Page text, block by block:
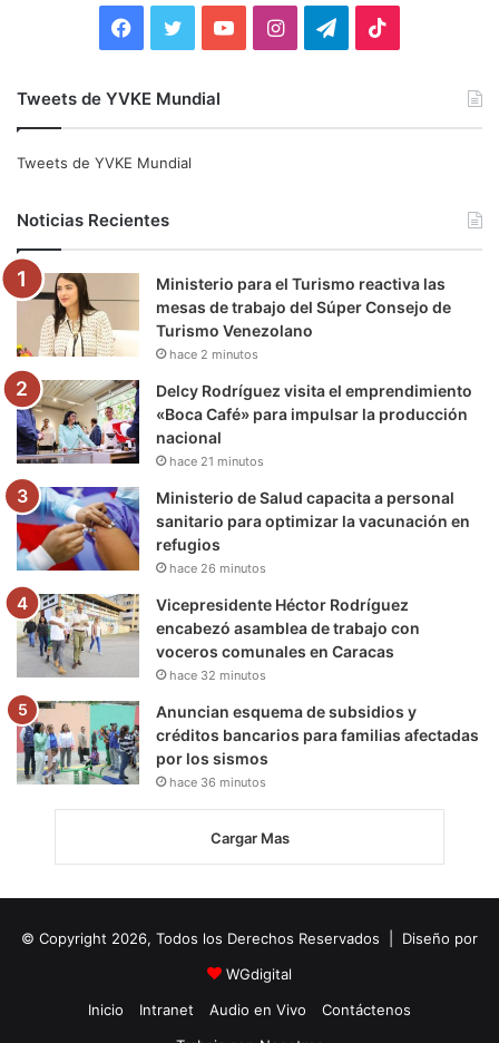
:
e
o
o
t
e
r
b
e
I
g
r
a
m
r
a
k
Tweets de YVKE Mundial
Tweets de YVKE Mundial
Noticias Recientes
Ministerio para el Turismo reactiva las
mesas de trabajo del Súper Consejo de
Turismo Venezolano
hace 2 minutos
Delcy Rodríguez visita el emprendimiento
«Boca Café» para impulsar la producción
nacional
hace 21 minutos
Ministerio de Salud capacita a personal
sanitario para optimizar la vacunación en
refugios
hace 26 minutos
Vicepresidente Héctor Rodríguez
encabezó asamblea de trabajo con
voceros comunales en Caracas
hace 32 minutos
Anuncian esquema de subsidios y
créditos bancarios para familias afectadas
por los sismos
hace 36 minutos
Cargar Mas
© Copyright 2026, Todos los Derechos Reservados | Diseño por
WGdigital
Inicio
Intranet Audio en Vivo
Contáctenos